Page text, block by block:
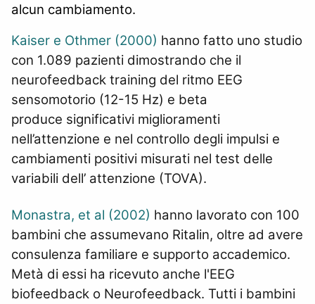
alcun cambiamento.
Kaiser e Othmer (2000) hanno fatto uno studio
con 1.089 pazienti dimostrando che il
neurofeedback training del ritmo EEG
sensomotorio (12-15 Hz) e beta
produce significativi miglioramenti
nell’attenzione e nel controllo degli impulsi e
cambiamenti positivi misurati nel test delle
variabili dell’ attenzione (TOVA).
Monastra, et al (2002) hanno lavorato con 100
bambini che assumevano Ritalin, oltre ad avere
consulenza familiare e supporto accademico.
Metà di essi ha ricevuto anche l'EEG
biofeedback o Neurofeedback. Tutti i bambini